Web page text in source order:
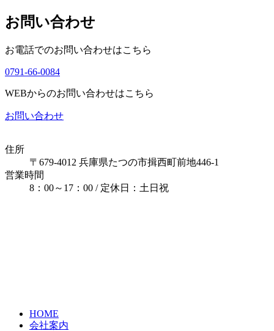
お問い合わせ
お電話でのお問い合わせはこちら
0791-66-0084
WEBからのお問い合わせはこちら
お問い合わせ
住所
〒679-4012 兵庫県たつの市揖西町前地446-1
営業時間
8：00～17：00 / 定休日：土日祝
HOME
会社案内